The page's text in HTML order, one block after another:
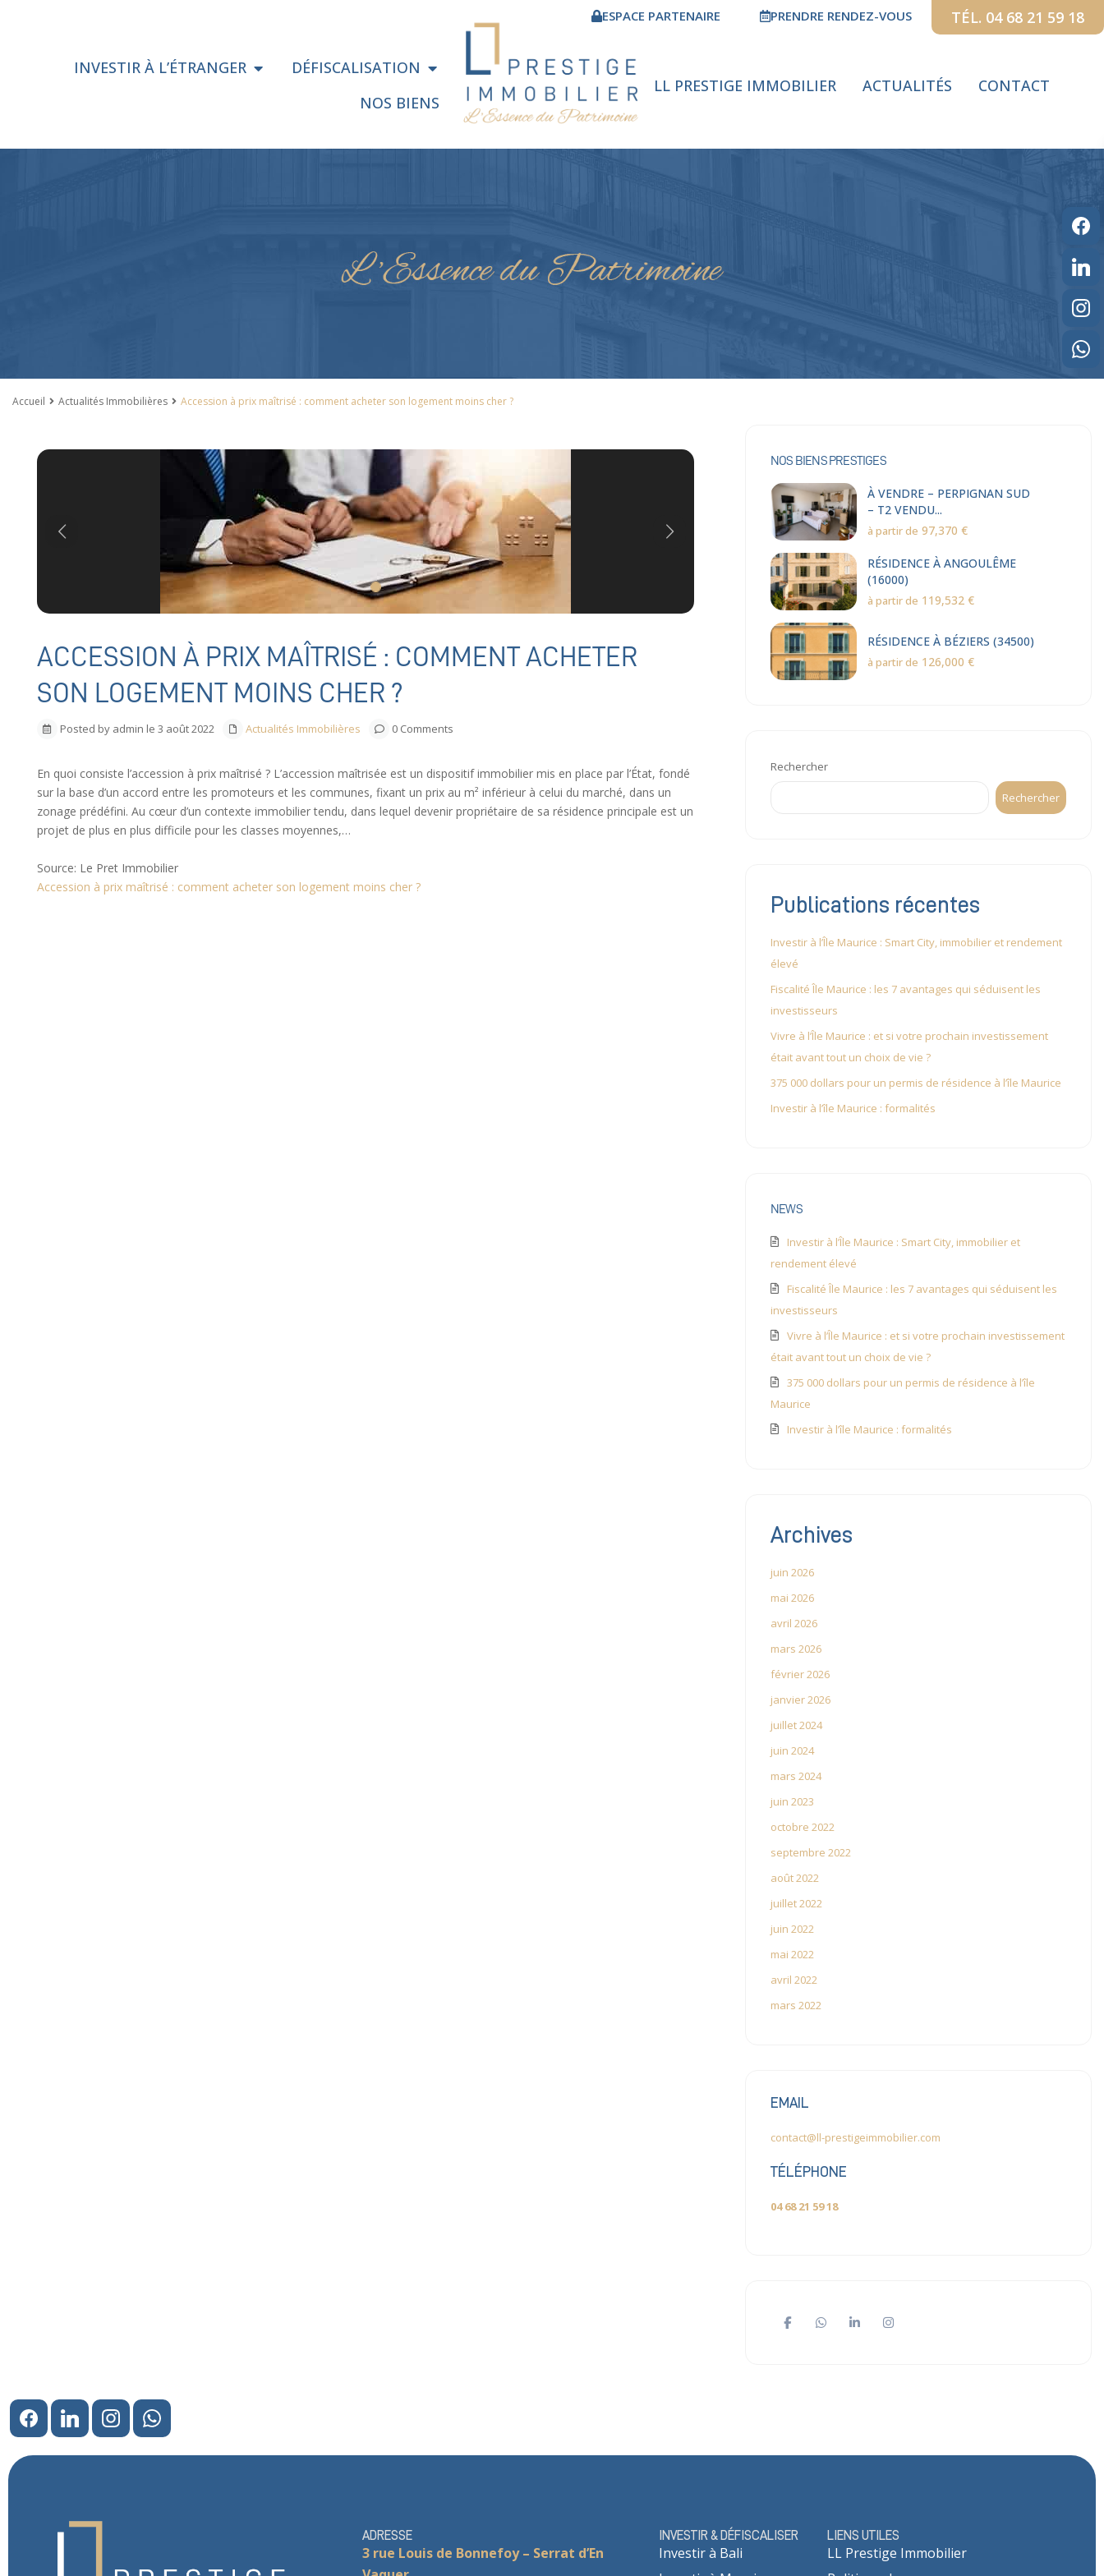
ESPACE PARTENAIRE PRENDRE RENDEZ-VOUS TÉL. 04 68 21 59 18
INVESTIR À L’ÉTRANGER
DÉFISCALISATION
NOS BIENS
LL PRESTIGE IMMOBILIER ACTUALITÉS CONTACT
Accueil Actualités Immobilières Accession à prix maîtrisé : comment acheter son logement moins cher ?
Previous Next
ACCESSION À PRIX MAÎTRISÉ : COMMENT ACHETER
SON LOGEMENT MOINS CHER ?
Posted by admin le 3 août 2022 Actualités Immobilières 0 Comments
En quoi consiste l’accession à prix maîtrisé ? L’accession maîtrisée est un dispositif immobilier mis en place par l’État, fondé
sur la base d’un accord entre les promoteurs et les communes, fixant un prix au m² inférieur à celui du marché, dans un
zonage prédéfini. Au cœur d’un contexte immobilier tendu, dans lequel devenir propriétaire de sa résidence principale est un
projet de plus en plus difficile pour les classes moyennes,…
Source: Le Pret Immobilier
Accession à prix maîtrisé : comment acheter son logement moins cher ?
NOS BIENS PRESTIGES
À VENDRE – PERPIGNAN SUD
– T2 VENDU...
à partir de 97,370 €
RÉSIDENCE À ANGOULÊME
(16000)
à partir de 119,532 €
RÉSIDENCE À BÉZIERS (34500)
à partir de 126,000 €
Rechercher
Rechercher
Publications récentes
Investir à l’Île Maurice : Smart City, immobilier et rendement
élevé
Fiscalité Île Maurice : les 7 avantages qui séduisent les
investisseurs
Vivre à l’Île Maurice : et si votre prochain investissement
était avant tout un choix de vie ?
375 000 dollars pour un permis de résidence à l’île Maurice
Investir à l’île Maurice : formalités
NEWS
Investir à l’Île Maurice : Smart City, immobilier et
rendement élevé
Fiscalité Île Maurice : les 7 avantages qui séduisent les
investisseurs
Vivre à l’Île Maurice : et si votre prochain investissement
était avant tout un choix de vie ?
375 000 dollars pour un permis de résidence à l’île
Maurice
Investir à l’île Maurice : formalités
Archives
juin 2026
mai 2026
avril 2026
mars 2026
février 2026
janvier 2026
juillet 2024
juin 2024
mars 2024
juin 2023
octobre 2022
septembre 2022
août 2022
juillet 2022
juin 2022
mai 2022
avril 2022
mars 2022
EMAIL
contact@ll-prestigeimmobilier.com
TÉLÉPHONE
04 68 21 59 18
ADRESSE
3 rue Louis de Bonnefoy – Serrat d’En
INVESTIR & DÉFISCALISER
Investir à Bali
LIENS UTILES
LL Prestige Immobilier